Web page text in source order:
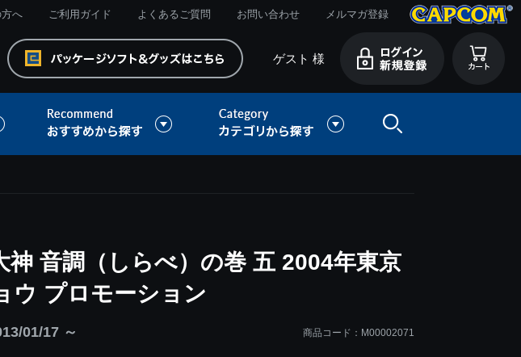
へ ご利用ガイド よくあるご質問 お問い合わせ メルマガ登録
ゲスト 様
神 音調（しらべ）の巻 五 2004年東京
ウ プロモーション
01/17 ～ 商品コード：M00002071